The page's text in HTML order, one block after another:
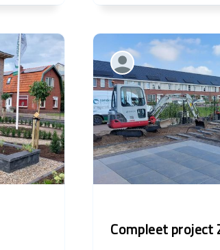
Compleet project